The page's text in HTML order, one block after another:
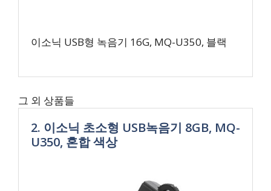
이소닉 USB형 녹음기 16G, MQ-U350, 블랙
그 외 상품들
2. 이소닉 초소형 USB녹음기 8GB, MQ-
U350, 혼합 색상